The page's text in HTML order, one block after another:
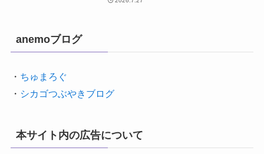
anemoブログ
・ ちゅまろぐ
・ シカゴつぶやきブログ
本サイト内の広告について